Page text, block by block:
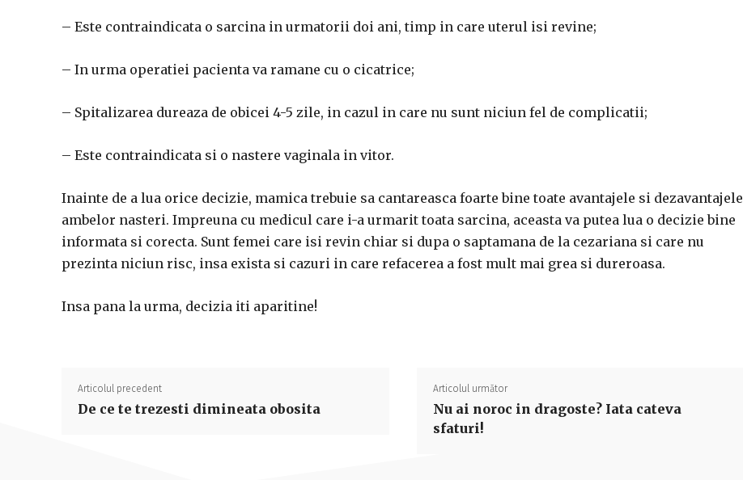
– Este contraindicata o sarcina in urmatorii doi ani, timp in care uterul isi revine;
– In urma operatiei pacienta va ramane cu o cicatrice;
– Spitalizarea dureaza de obicei 4-5 zile, in cazul in care nu sunt niciun fel de complicatii;
– Este contraindicata si o nastere vaginala in vitor.
Inainte de a lua orice decizie, mamica trebuie sa cantareasca foarte bine toate avantajele si dezavantajele
ambelor nasteri. Impreuna cu medicul care i-a urmarit toata sarcina, aceasta va putea lua o decizie bine
informata si corecta. Sunt femei care isi revin chiar si dupa o saptamana de la cezariana si care nu
prezinta niciun risc, insa exista si cazuri in care refacerea a fost mult mai grea si dureroasa.
Insa pana la urma, decizia iti aparitine!
Articolul precedent
De ce te trezesti dimineata obosita
Articolul următor
Nu ai noroc in dragoste? Iata cateva
sfaturi!